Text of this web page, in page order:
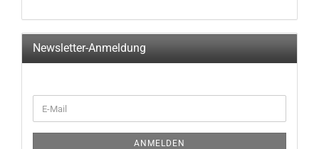
Newsletter-Anmeldung
ZUR
E-
Mail
ANMELDEN